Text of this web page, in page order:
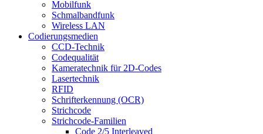
Mobilfunk
Schmalbandfunk
Wireless LAN
Codierungs­medien
CCD-Technik
Codequalität
Kameratechnik für 2D-Codes
Lasertechnik
RFID
Schrifterkennung (OCR)
Strichcode
Strichcode-Familien
Code 2/5 Interleaved